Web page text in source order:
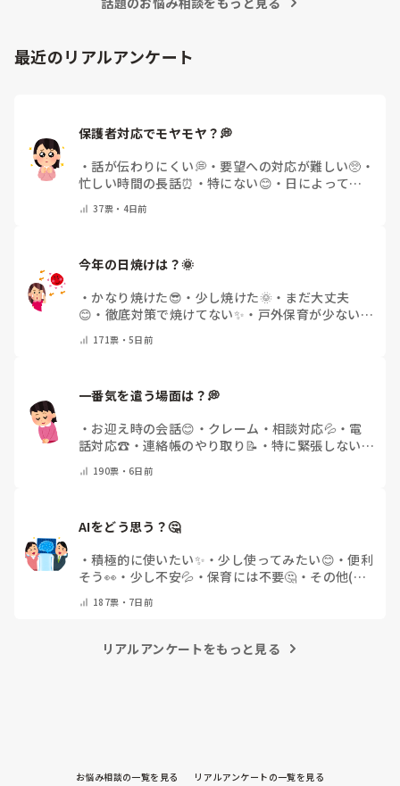
が多くなります。
ただ自分でそのお子様の好みの遊びを考えたり発達を促す遊び
時間に応じて社会保険に入れるところもありますね。
固定のご家庭と繋がれると良いと思います。
病児保育なども良いかもしれません。
もし少しでも参考になれば嬉しいです。
最近のリアルアンケート
保護者対応でモヤモヤ？💭
・話が伝わりにくい💭 ・ 要望への対応が難しい🥺 ・
忙しい時間の長話⏰ ・ 特にない😊 ・ 日によって違
37票・ 4日前
今年の日焼けは？🌞
・ かなり焼けた😎 ・ 少し焼けた🌞 ・ まだ大丈夫
😊 ・ 徹底対策で焼けてない✨ ・ 戸外保育が少ない
171票・5日前
一番気を遣う場面は？💭
・ お迎え時の会話😊 ・ クレーム・相談対応💦 ・ 電
話対応☎️ ・ 連絡帳のやり取り📝 ・ 特に緊張しない
190票・ 6日前
AIをどう思う？🤔
・積極的に使いたい✨ ・少し使ってみたい😊 ・便利
そう👀 ・ 少し不安💦 ・ 保育には不要🤔 ・ その他(コ
187票・ 7日前
リアルアンケートをもっと見る
お悩み相談の一覧を見る リアルアンケートの一覧を見る